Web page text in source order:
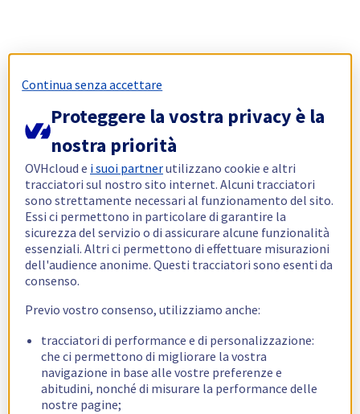
Continua senza accettare
Proteggere la vostra privacy è la
nostra priorità
OVHcloud e i suoi partnerutilizzano cookie e altri
tracciatori sul nostro sito internet. Alcuni tracciatori
sono strettamente necessari al funzionamento del sito.
Essi ci permettono in particolare di garantire la
sicurezza del servizio o di assicurare alcune funzionalità
essenziali. Altri ci permettono di effettuare misurazioni
dell'audience anonime. Questi tracciatori sono esenti da
consenso.
Previo vostro consenso, utilizziamo anche:
tracciatori di performance e di personalizzazione:
che ci permettono di migliorare la vostra
navigazione in base alle vostre preferenze e
abitudini, nonché di misurare la performance delle
nostre pagine;